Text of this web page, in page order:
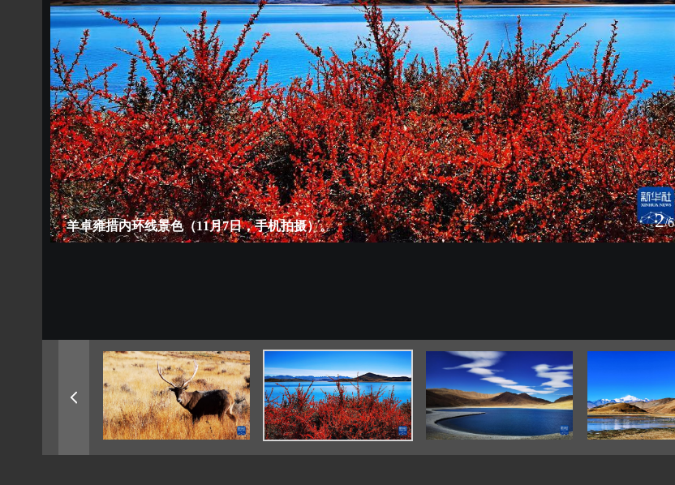
羊卓雍措内环线景色（11月7日，手机拍摄）。 2/6
中国航空明星产... 网住夏日氛围 ...